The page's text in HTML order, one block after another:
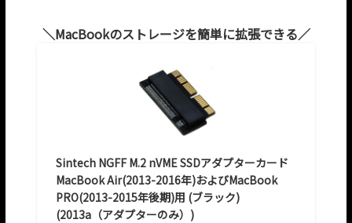
MacBookのストレージを簡単に拡張できる
Sintech NGFF M.2 nVME SSDアダプターカード
MacBook Air(2013-2016年)およびMacBook
PRO(2013-2015年後期)用 (ブラック)
(2013a（アダプターのみ）)